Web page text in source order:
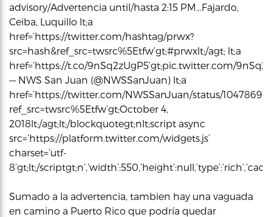
advisory/Advertencia until/hasta 2:15 PM…Fajardo,
Ceiba, Luquillo lt;a
href=’https://twitter.com/hashtag/prwx?
src=hash&ref_src=twsrc%5Etfw’gt;#prwxlt;/agt; lt;a
href=’https://t.co/9nSq2zUgP5’gt;pic.twitter.com/
— NWS San Juan (@NWSSanJuan) lt;a
href=’https://twitter.com/NWSSanJuan/status/
ref_src=twsrc%5Etfw’gt;October 4,
2018lt;/agt;lt;/blockquotegt;nlt;script async
src=’https://platform.twitter.com/widgets.js’
charset=’utf-
8’gt;lt;/
Sumado a la advertencia, tambien hay una vaguada
en camino a Puerto Rico que podría quedar